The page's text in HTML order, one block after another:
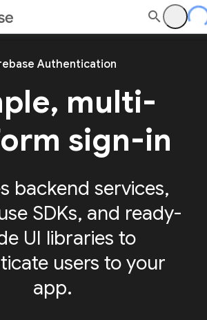
Authentication
multi-
sign-in
backend services,
SDKs, and ready-
UI libraries to
users to your
app.